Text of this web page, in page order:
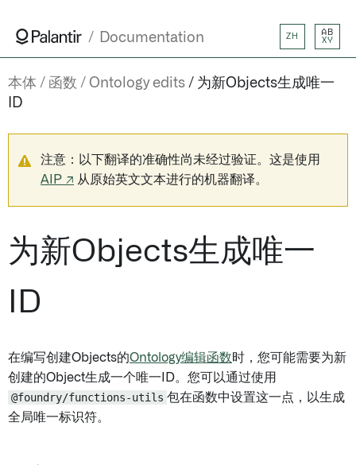
Documentation ZH
AB
XY
本体 函数 Ontology edits
为新Objects生成唯一
ID
注意：以下翻译的准确性尚未经过验证。这是使用
AIP ↗ 从原始英文文本进行的机器翻译。
为新Objects生成唯一
ID
在编写创建Objects的Ontology编辑函数时，您可能需要为新
创建的Object生成一个唯一ID。您可以通过使用
@foundry/functions-utils 包在函数中设置这一点，以生成
全局唯一标识符。